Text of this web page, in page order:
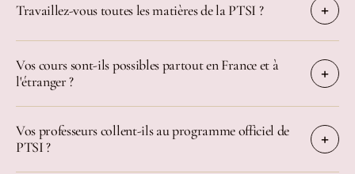
Travaillez-vous toutes les matières de la PTSI ?
Vos cours sont-ils possibles partout en France et à
l'étranger ?
Vos professeurs collent-ils au programme officiel de
PTSI ?